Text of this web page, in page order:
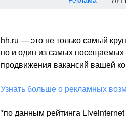
hh.ru — это не только самый
но и один из самых
продвижения вакансий вашей
Узнать больше о рекламных
*по данным рейтинга Liveinternet